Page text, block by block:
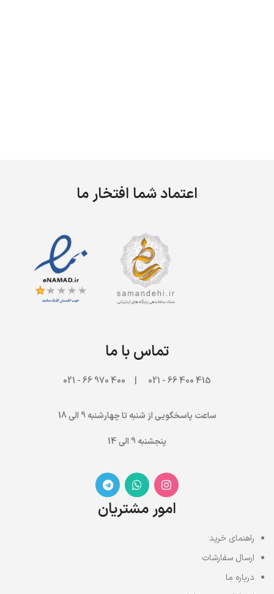
اعتماد شما افتخار ما
تماس با ما
415 400 66 - 021 | 400
ساعت پاسخگویی از شنبه تا چهارشنبه 9 الی 18
پنجشنبه 9 الی 14
امور مشتریان
راهنمای خرید
ارسال سفارشات
درباره ما